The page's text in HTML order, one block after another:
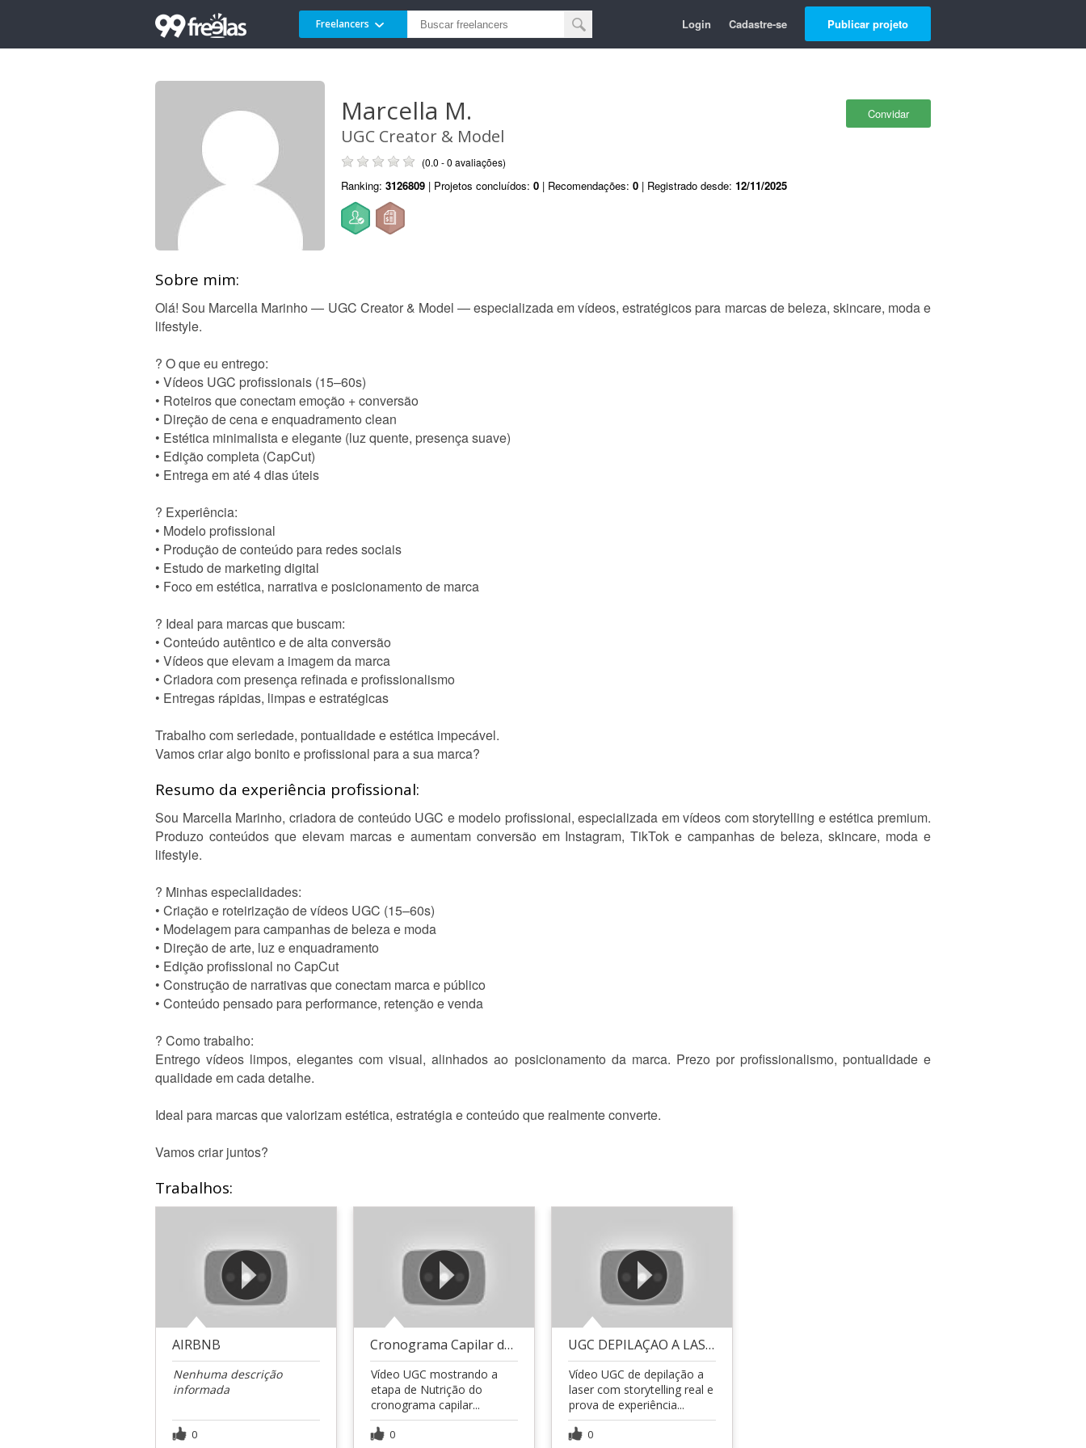
Freelancers Login Cadastre-se Publicar projeto
Convidar
Marcella M.
UGC Creator & Model
(0.0 - 0 avaliações)
Ranking: 3126809 | Projetos concluídos: 0 | Recomendações: 0 | Registrado desde: 12/11/2025
Sobre mim:
Olá! Sou Marcella Marinho — UGC Creator & Model — especializada em vídeos, estratégicos para marcas de beleza, skincare, moda e
lifestyle.
? O que eu entrego:
• Vídeos UGC profissionais (15–60s)
• Roteiros que conectam emoção + conversão
• Direção de cena e enquadramento clean
• Estética minimalista e elegante (luz quente, presença suave)
• Edição completa (CapCut)
• Entrega em até 4 dias úteis
? Experiência:
• Modelo profissional
• Produção de conteúdo para redes sociais
• Estudo de marketing digital
• Foco em estética, narrativa e posicionamento de marca
? Ideal para marcas que buscam:
• Conteúdo autêntico e de alta conversão
• Vídeos que elevam a imagem da marca
• Criadora com presença refinada e profissionalismo
• Entregas rápidas, limpas e estratégicas
Trabalho com seriedade, pontualidade e estética impecável.
Vamos criar algo bonito e profissional para a sua marca?
Resumo da experiência profissional:
Sou Marcella Marinho, criadora de conteúdo UGC e modelo profissional, especializada em vídeos com storytelling e estética premium.
Produzo conteúdos que elevam marcas e aumentam conversão em Instagram, TikTok e campanhas de beleza, skincare, moda e
lifestyle.
? Minhas especialidades:
• Criação e roteirização de vídeos UGC (15–60s)
• Modelagem para campanhas de beleza e moda
• Direção de arte, luz e enquadramento
• Edição profissional no CapCut
• Construção de narrativas que conectam marca e público
• Conteúdo pensado para performance, retenção e venda
? Como trabalho:
Entrego vídeos limpos, elegantes com visual, alinhados ao posicionamento da marca. Prezo por profissionalismo, pontualidade e
qualidade em cada detalhe.
Ideal para marcas que valorizam estética, estratégia e conteúdo que realmente converte.
Vamos criar juntos?
Trabalhos:
AIRBNB
Nenhuma descrição
informada
0
Cronograma Capilar da Forever Liss
Vídeo UGC mostrando a
etapa de Nutrição do
cronograma capilar...
0
UGC DEPILAÇAO A LASER
Vídeo UGC de depilação a
laser com storytelling real e
prova de experiência...
0